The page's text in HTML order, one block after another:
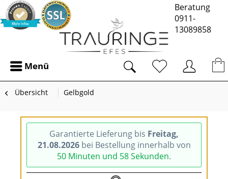
Beratung
0911-
13089858
Menü
Übersicht Gelbgold
Garantierte Lieferung bis Freitag,
21.08.2026bei Bestellung innerhalb von
50 Minuten und 58 Sekunden.